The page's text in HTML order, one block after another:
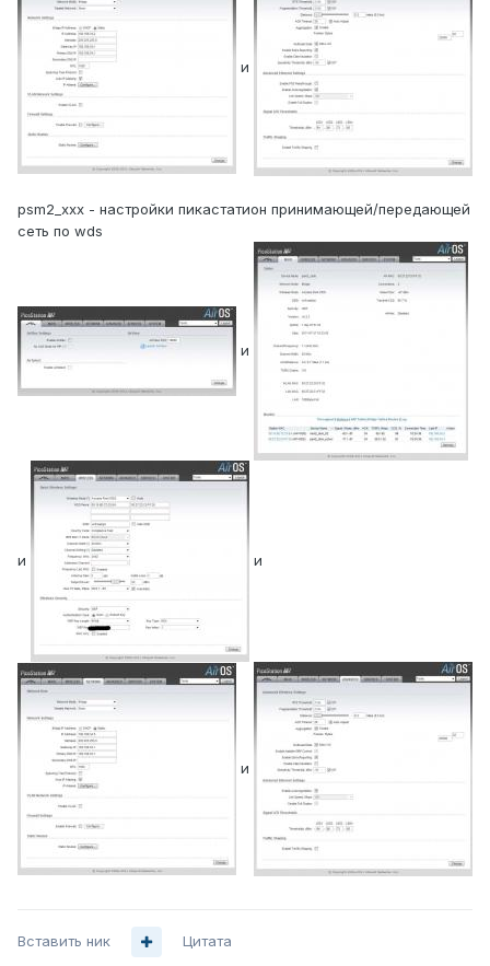
и
psm2_xxx - настройки пикастатион принимающей/передающей
сеть по wds
и
и и
и
Вставить ник Цитата